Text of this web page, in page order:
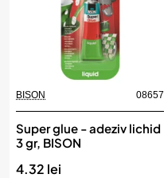
BISON 08657
Super glue - adeziv lichid
3 gr, BISON
4.32 lei